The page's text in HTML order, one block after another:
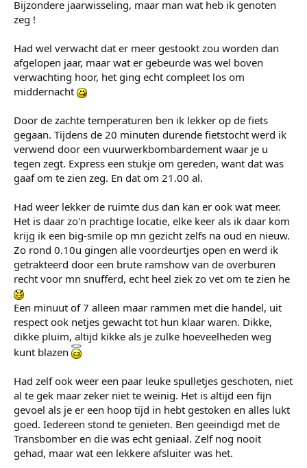
Bijzondere jaarwisseling, maar man wat heb ik genoten
zeg !
Had wel verwacht dat er meer gestookt zou worden dan
afgelopen jaar, maar wat er gebeurde was wel boven
verwachting hoor, het ging echt compleet los om
middernacht
Door de zachte temperaturen ben ik lekker op de fiets
gegaan. Tijdens de 20 minuten durende fietstocht werd ik
verwend door een vuurwerkbombardement waar je u
tegen zegt. Express een stukje om gereden, want dat was
gaaf om te zien zeg. En dat om 21.00 al.
Had weer lekker de ruimte dus dan kan er ook wat meer.
Het is daar zo'n prachtige locatie, elke keer als ik daar kom
krijg ik een big-smile op mn gezicht zelfs na oud en nieuw.
Zo rond 0.10u gingen alle voordeurtjes open en werd ik
getrakteerd door een brute ramshow van de overburen
recht voor mn snufferd, echt heel ziek zo vet om te zien he
Een minuut of 7 alleen maar rammen met die handel, uit
respect ook netjes gewacht tot hun klaar waren. Dikke,
dikke pluim, altijd kikke als je zulke hoeveelheden weg
kunt blazen
Had zelf ook weer een paar leuke spulletjes geschoten, niet
al te gek maar zeker niet te weinig. Het is altijd een fijn
gevoel als je er een hoop tijd in hebt gestoken en alles lukt
goed. Iedereen stond te genieten. Ben geeindigd met de
Transbomber en die was echt geniaal. Zelf nog nooit
gehad, maar wat een lekkere afsluiter was het.